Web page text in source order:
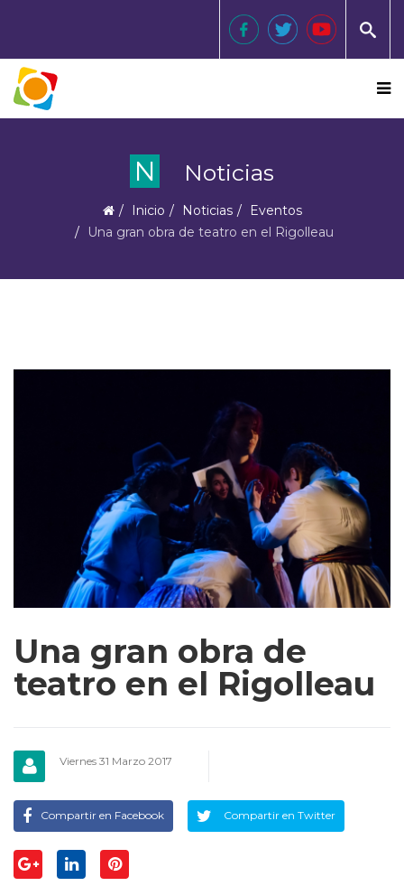
N Noticias
Inicio Noticias
Eventos
Una gran obra de teatro en el Rigolleau
Una gran obra de
teatro en el Rigolleau
Viernes 31 Marzo 2017
Compartir en Facebook Compartir en Twitter